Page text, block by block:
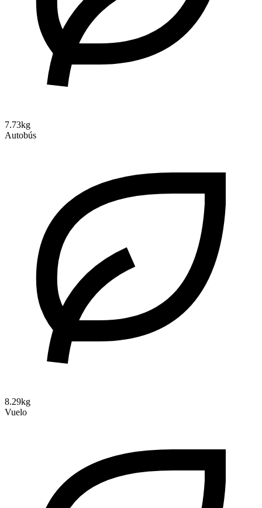
7.73kg
Autobús
8.29kg
Vuelo